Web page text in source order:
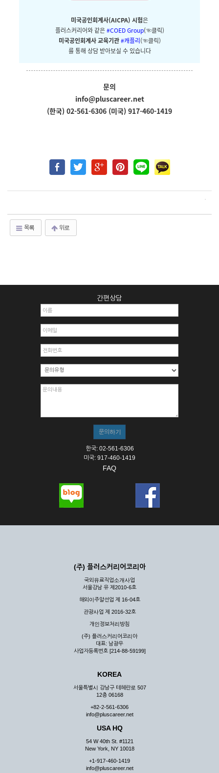
미국공인회계사(AICPA) 시험은
플러스커리어와 같은#COED Group(☜클릭)
미국공인회계사 교육기관#캐플리(☜클릭)
를 통해 상담 받아보실 수 있습니다
문의
info@pluscareer.net
(한국) 02-561-6306 (미국) 917-460-1419
목록 위로
간편상담
한국: 02-561-6306
미국: 917-460-1419
FAQ
(주) 플러스커리어코리아
국외유료직업소개사업
서울강남 유 제2010-6호
해외이주알선업 제 16-04호
관광사업 제 2016-32호
개인정보처리방침
(주) 플러스커리어코리아
대표: 남광우
사업자등록번호 [214-88-59199]
KOREA
서울특별시 강남구 테헤란로 507
12층 06168
+82-2-561-6306
info@pluscareer.net
USA HQ
54 W 40th St. #1121
New York, NY 10018
+1-917-460-1419
info@pluscareer.net